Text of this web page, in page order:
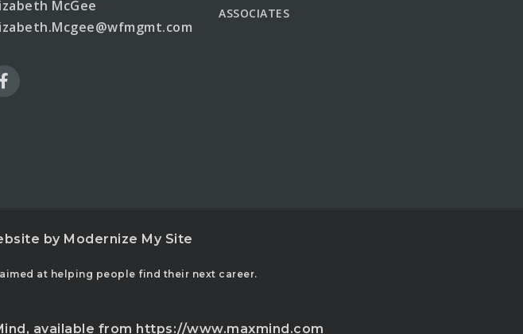
McGee
ASSOCIATES
by Modernize My Site
at helping people find their next career.
available from https://www.maxmind.com